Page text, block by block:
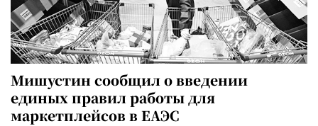
Мишустин сообщил о введении
единых правил работы для
маркетплейсов в ЕАЭС